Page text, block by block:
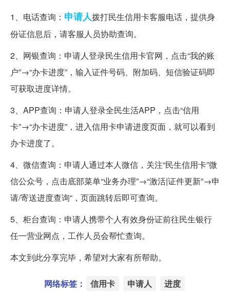
1、电话查询： 申请人拨打民生信用卡客服电话，提供身
份证信息后，请客服人员协助查询。
2、网银查询：申请人登录民生信用卡官网，点击“我的账
户”→“办卡进度”，输入证件号码、附加码、短信验证码即
可获取进度详情。
3、APP查询：申请人登录全民生活APP，点击“信用
卡”→“办卡进度”，进入信用卡申请进度页面，就可以看到
办卡进度了。
4、微信查询：申请人通过本人微信，关注“民生信用卡”微
信公众号，点击底部菜单“业务办理”→“激活|证件更新”→申
请/寄送进度查询“，页面跳转后即可查询。
5、柜台查询：申请人携带个人有效身份证前往民生银行
任一营业网点，工作人员会帮忙查询。
本文到此分享完毕，希望对大家有所帮助。
网络标签： 信用卡 申请人 进度